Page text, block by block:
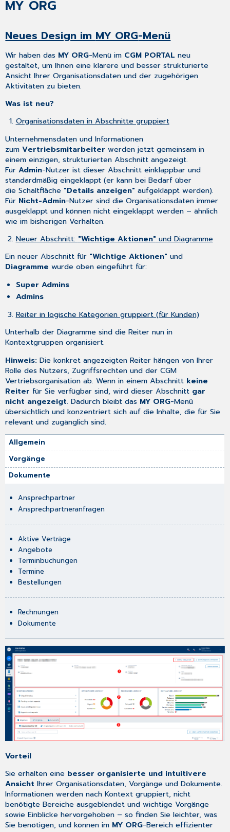
MY ORG
Neues Design im MY ORG-Menü
Wir haben das MY ORG-Menü im CGM PORTAL neu
gestaltet, um Ihnen eine klarere und besser strukturierte
Ansicht Ihrer Organisationsdaten und der zugehörigen
Aktivitäten zu bieten.
Was ist neu?
Organisationsdaten in Abschnitte gruppiert
Unternehmensdaten und Informationen
zumVertriebsmitarbeiter werden jetzt gemeinsam in
einem einzigen, strukturierten Abschnitt angezeigt.
FürAdmin-Nutzer ist dieser Abschnitt einklappbar und
standardmäßig eingeklappt (er kann bei Bedarf über
die Schaltfläche "Details anzeigen"aufgeklappt werden).
Für Nicht-Admin-Nutzer sind die Organisationsdaten immer
ausgeklappt und können nicht eingeklappt werden – ähnlich
wie im bisherigen Verhalten.
Neuer Abschnitt: "Wichtige Aktionen" und Diagramme
Ein neuer Abschnitt für "WichtigeAktionen" und
Diagramme wurde oben eingeführt für:
Super Admins
Admins
Reiter in logische Kategorien gruppiert (für Kunden)
Unterhalb der Diagramme sind die Reiter nun in
Kontextgruppen organisiert.
Hinweis: Die konkret angezeigten Reiter hängen von Ihrer
Rolle des Nutzers, Zugriffsrechten und der CGM
Vertriebsorganisation ab. Wenn in einem Abschnitt keine
Reiter für Sie verfügbar sind, wird dieser Abschnitt gar
nicht angezeigt. Dadurch bleibt das MY ORG-Menü
übersichtlich und konzentriert sich auf die Inhalte, die für Sie
relevant und zugänglich sind.
Allgemein
Vorgänge
Dokumente
Ansprechpartner
Ansprechpartneranfragen
Aktive Verträge
Angebote
Terminbuchungen
Termine
Bestellungen
Rechnungen
Dokumente
Vorteil
Sie erhalten eine besser organisierte und intuitivere
Ansicht Ihrer Organisationsdaten, Vorgänge und Dokumente.
Informationen werden nach Kontext gruppiert, nicht
benötigte Bereiche ausgeblendet und wichtige Vorgänge
sowie Einblicke hervorgehoben – so finden Sie leichter, was
Sie benötigen, und können im MY ORG-Bereich effizienter